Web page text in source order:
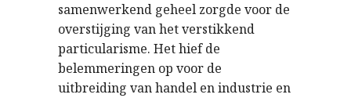
samenwerkend geheel zorgde voor de
overstijging van het verstikkend
particularisme. Het hief de
belemmeringen op voor de
uitbreiding van handel en industrie en